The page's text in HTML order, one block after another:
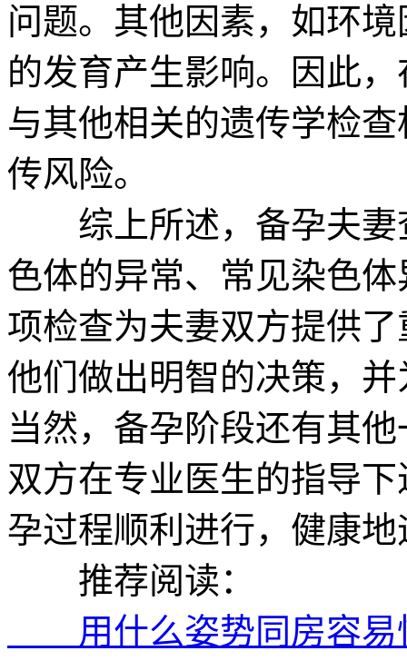
问题。其他因素，如环
的发育产生影响。因此
与其他相关的遗传学检
传风险。
综上所述，备孕夫妻
色体的异常、常见染色
项检查为夫妻双方提供
他们做出明智的决策，
当然，备孕阶段还有其
双方在专业医生的指导
孕过程顺利进行，健康
推荐阅读：
用什么姿势同房容易